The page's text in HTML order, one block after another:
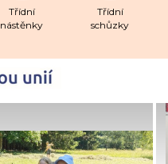
Třídní
nástěnky
Třídní
schůzky